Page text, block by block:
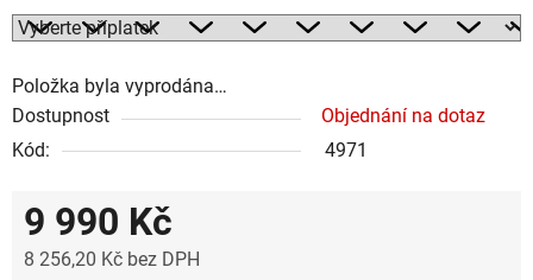
Položka byla vyprodána…
Dostupnost
Objednání na dotaz
Kód:
4971
9 990 Kč
8 256,20 Kč bez DPH